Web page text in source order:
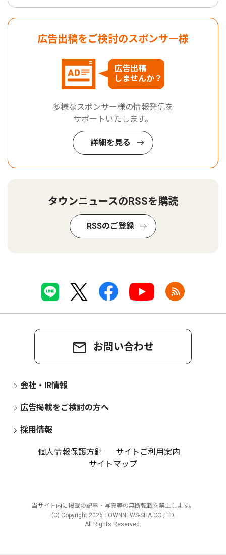
広告出稿をご検討のスポンサー様
広告出稿
しませんか？
多様なスポンサー様の情報発信を
サポートいたします。
詳細を見る
タウンニュースのRSSを購読
RSSのご登録
お問い合わせ
会社・IR情報
広告掲載をご検討の方へ
採用情報
個人情報保護方針
サイトご利用案内
サイトマップ
当サイト内に掲載の記事・写真等の無断転載を禁止します。
(C) Copyright 2026 TOWNNEWS-SHA CO.,LTD.
All Rights Reserved.